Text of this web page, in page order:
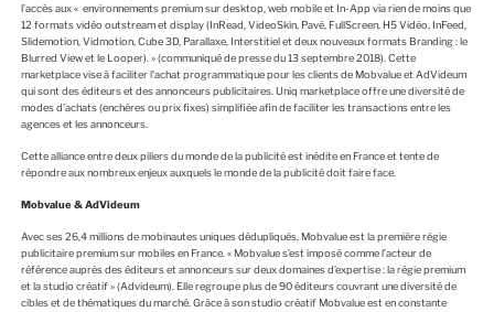
l’accès aux « environnements premium sur desktop, web mobile et In-App via rien de moins que
12 formats vidéo outstream et display (InRead, VideoSkin, Pavé, FullScreen, H5 Vidéo, InFeed,
Slidemotion, Vidmotion, Cube 3D, Parallaxe, Interstitiel et deux nouveaux formats Branding : le
Blurred View et le Looper). » (communiqué de presse du 13 septembre 2018). Cette
marketplace vise à faciliter l’achat programmatique pour les clients de Mobvalue et AdVideum
qui sont des éditeurs et des annonceurs publicitaires. Uniq marketplace offre une diversité de
modes d’achats (enchères ou prix fixes) simplifiée afin de faciliter les transactions entre les
agences et les annonceurs.
Cette alliance entre deux piliers du monde de la publicité est inédite en France et tente de
répondre aux nombreux enjeux auxquels le monde de la publicité doit faire face.
Mobvalue & AdVideum
Avec ses 26,4 millions de mobinautes uniques dédupliqués, Mobvalue est la première régie
publicitaire premium sur mobiles en France. « Mobvalue s’est imposé comme l’acteur de
référence auprès des éditeurs et annonceurs sur deux domaines d’expertise : la régie premium
et la studio créatif » (Advideum). Elle regroupe plus de 90 éditeurs couvrant une diversité de
cibles et de thématiques du marché. Grâce à son studio créatif Mobvalue est en constante